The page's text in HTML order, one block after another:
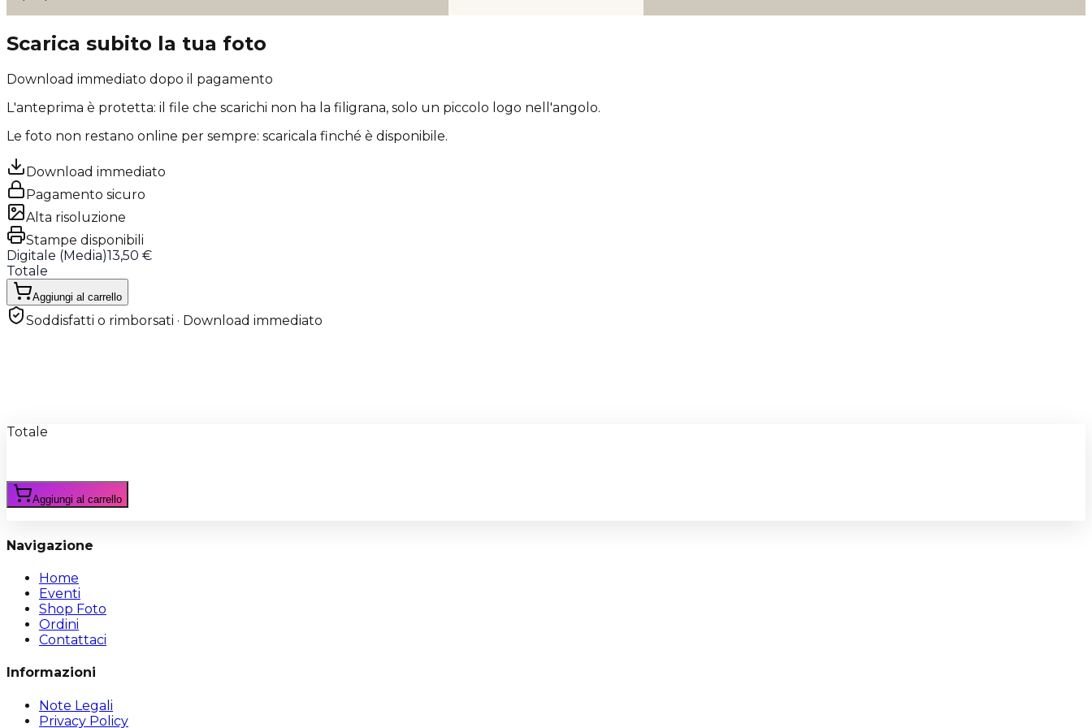
Scarica subito la tua foto
Download immediato dopo il pagamento
L'anteprima è protetta: il file che scarichi non ha la filigrana, solo un piccolo logo nell'angolo.
Le foto non restano online per sempre: scaricala finché è disponibile.
Download immediato
Pagamento sicuro
Alta risoluzione
Stampe disponibili
Digitale (Media)13,50 €
Totale
Aggiungi al carrello
Soddisfatti o rimborsati · Download immediato
Totale
Aggiungi al carrello
Navigazione
Home
Eventi
Shop Foto
Ordini
Contattaci
Informazioni
Note Legali
Privacy Policy